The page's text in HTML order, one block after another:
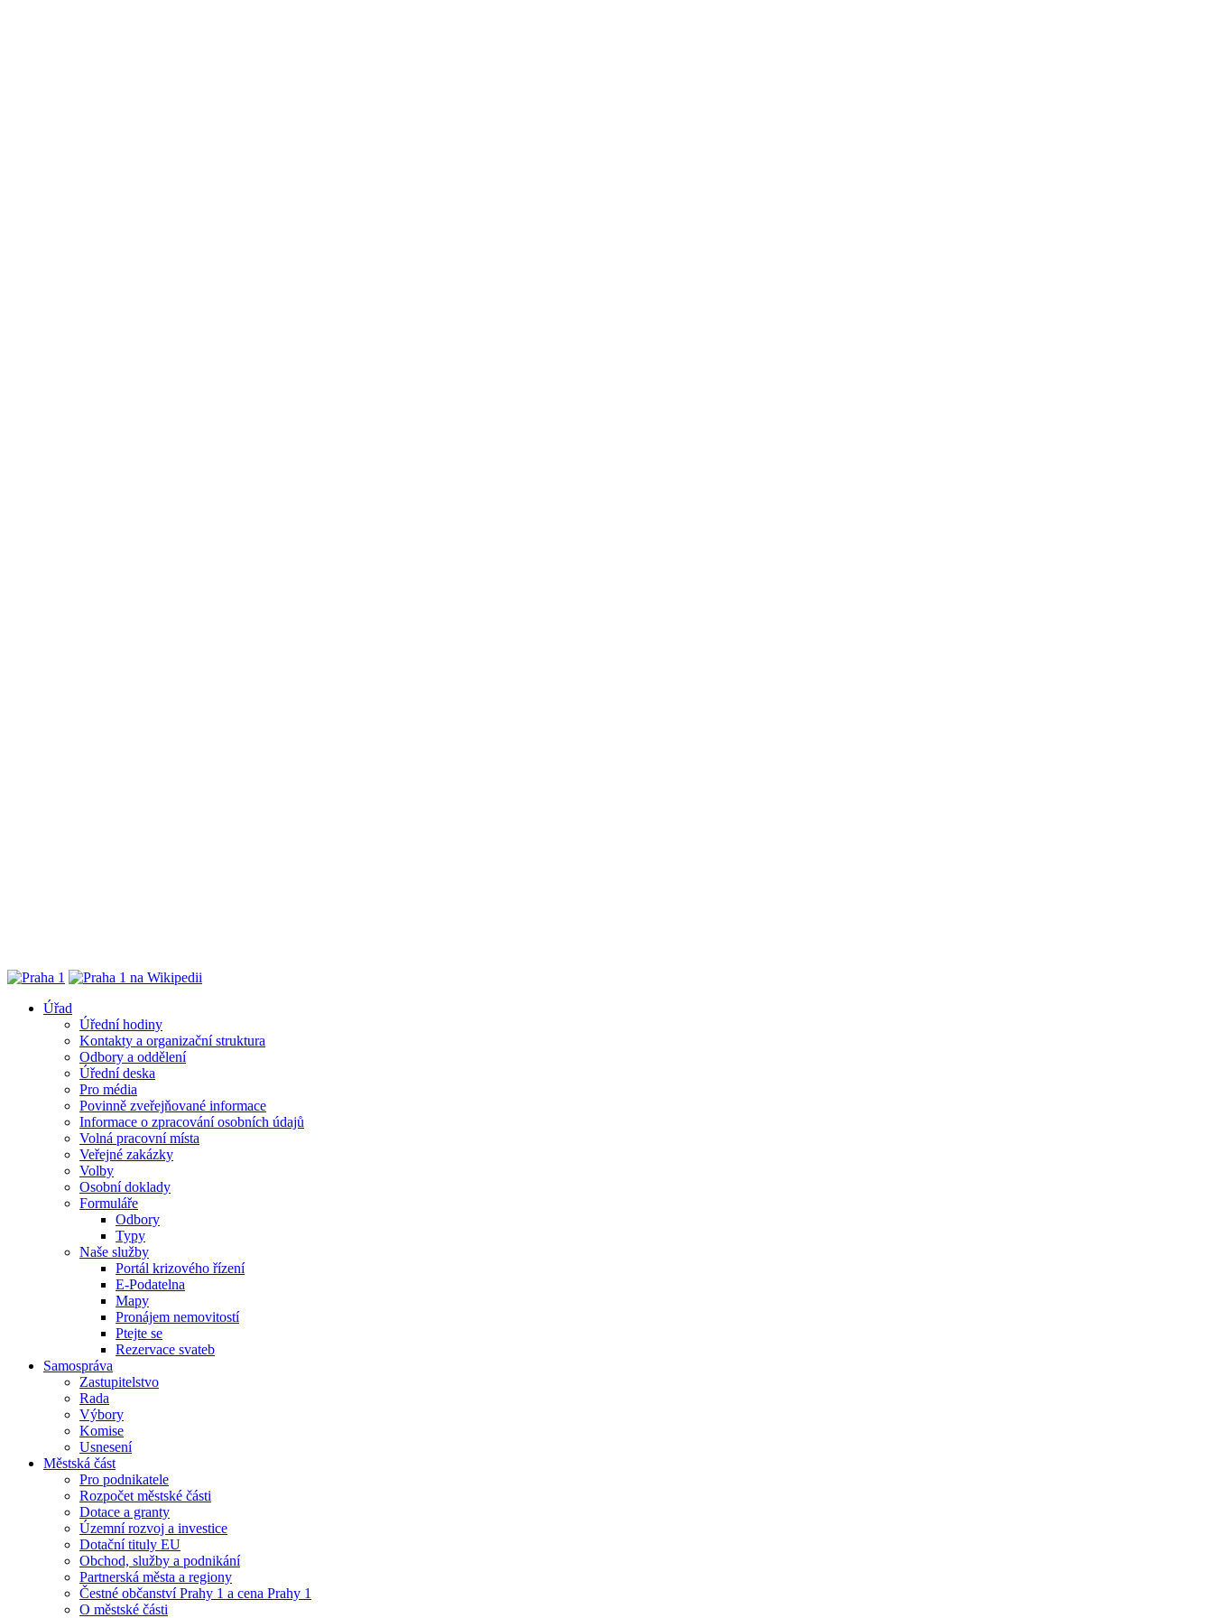
Úřad
Úřední hodiny
Kontakty a organizační struktura
Odbory a oddělení
Úřední deska
Pro média
Povinně zveřejňované informace
Informace o zpracování osobních údajů
Volná pracovní místa
Veřejné zakázky
Volby
Osobní doklady
Formuláře
Odbory
Typy
Naše služby
Portál krizového řízení
E-Podatelna
Mapy
Pronájem nemovitostí
Ptejte se
Rezervace svateb
Samospráva
Zastupitelstvo
Rada
Výbory
Komise
Usnesení
Městská část
Pro podnikatele
Rozpočet městské části
Dotace a granty
Územní rozvoj a investice
Dotační tituly EU
Obchod, služby a podnikání
Partnerská města a regiony
Čestné občanství Prahy 1 a cena Prahy 1
O městské části